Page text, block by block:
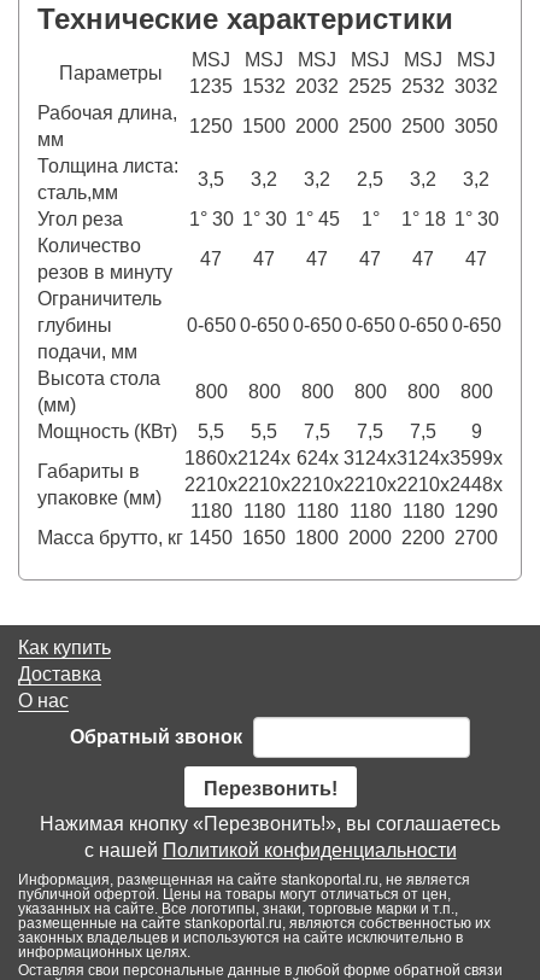
Технические характеристики
Параметры
MSJ
1235
MSJ
1532
MSJ
2032
MSJ
2525
MSJ
2532
MSJ
3032
Рабочая длина,
мм
1250 1500 2000 2500 2500 3050
Толщина листа:
сталь,мм
3,5 3,2 3,2 2,5 3,2
3,2
Угол реза
1° 30 1° 30 1° 45 1° 1° 18 1° 30
Количество
резов в минуту
47 47 47 47 47
47
Ограничитель
глубины
подачи, мм
0-650 0-650 0-650 0-650 0-650 0-650
Высота стола
(мм)
800 800 800 800 800
800
Мощ­ность (КВт)
5,5 5,5 7,5 7,5 7,5
9
Габариты в
упаковке (мм)
1860x
2210x
1180
2124x
2210x
1180
624x
2210x
1180
3124x
2210x
1180
3124x
2210x
1180
3599x
2448x
1290
Масса брутто, кг 1450 1650 1800 2000 2200 2700
Как купить
Доставка
О нас
Обратный звонок
Перезвонить!
Нажимая кнопку «Перезвонить!», вы соглашаетесь
с нашей Политикой конфиденциальности
Информация, размещенная на сайте stankoportal.ru, не является
публичной офертой. Цены на товары могут отличаться от цен,
указанных на сайте. Все логотипы, знаки, торговые марки и т.п.,
размещенные на сайте stankoportal.ru, являются собственностью их
законных владельцев и используются на сайте исключительно в
информационных целях.
Оставляя свои персональные данные в любой форме обратной связи